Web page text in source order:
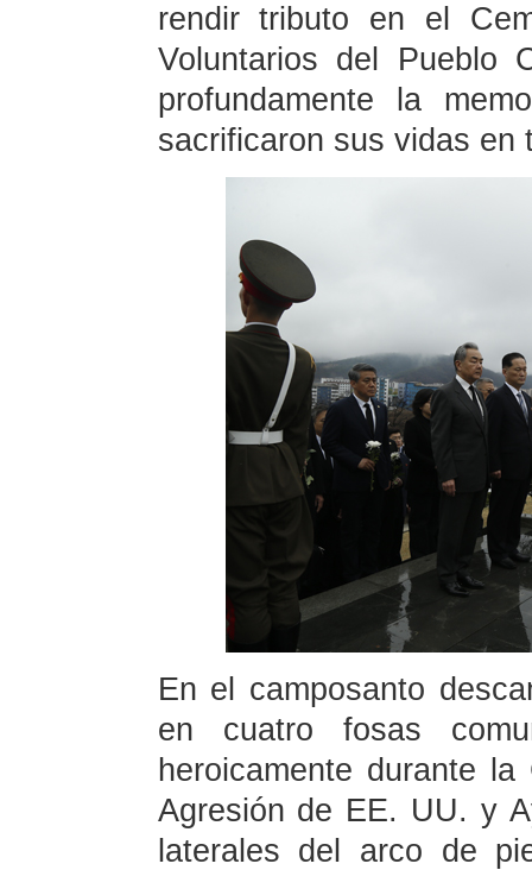
rendir tributo en el
Voluntarios del Pueblo
profundamente la
sacrificaron sus vidas en
En el camposanto
en cuatro fosas
heroicamente durante
Agresión de EE. UU. y
laterales del arco de